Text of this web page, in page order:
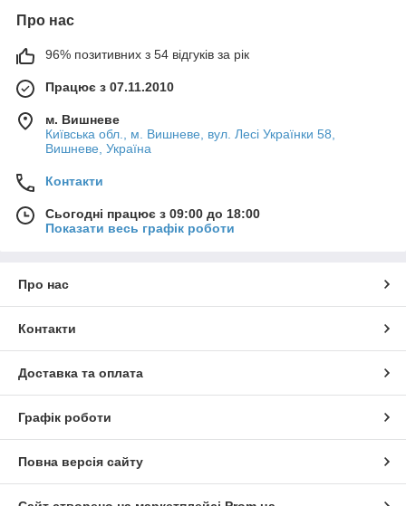
Про нас
96% позитивних з 54 відгуків за рік
Працює з 07.11.2010
м. Вишневе
Київська обл., м. Вишневе, вул. Лесі Українки 58,
Вишневе, Україна
Контакти
Сьогодні працює з 09:00 до 18:00
Показати весь графік роботи
Про нас
Контакти
Доставка та оплата
Графік роботи
Повна версія сайту